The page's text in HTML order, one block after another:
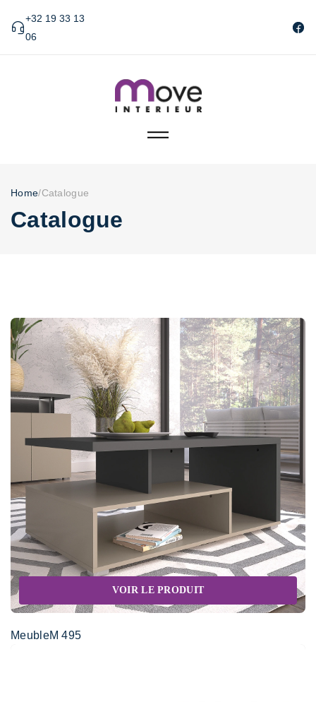
+32 19 33 13
06
Home/Catalogue
Catalogue
VOIR LE PRODUIT
MeubleM 495